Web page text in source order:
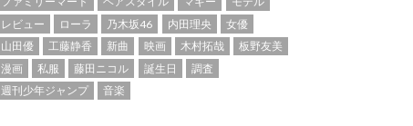
レビュー
ローラ 乃木坂46 内田理央
女優
山田優
工藤静香 新曲 映画 木村拓哉
板野友美
漫画
私服 藤田ニコル 誕生日
調査
週刊少年ジャンプ
音楽